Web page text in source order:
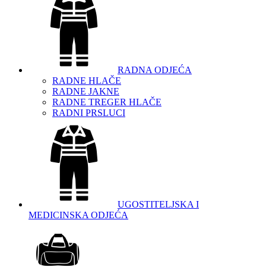
RADNA ODJEĆA
RADNE HLAČE
RADNE JAKNE
RADNE TREGER HLAČE
RADNI PRSLUCI
UGOSTITELJSKA I
MEDICINSKA ODJEĆA